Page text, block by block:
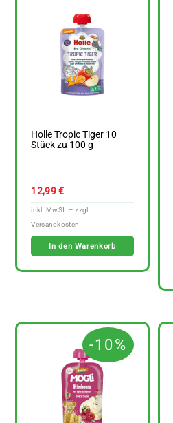
Holle Tropic Tiger 10
Stück zu 100 g
12,99€
In den Warenkorb
-10%